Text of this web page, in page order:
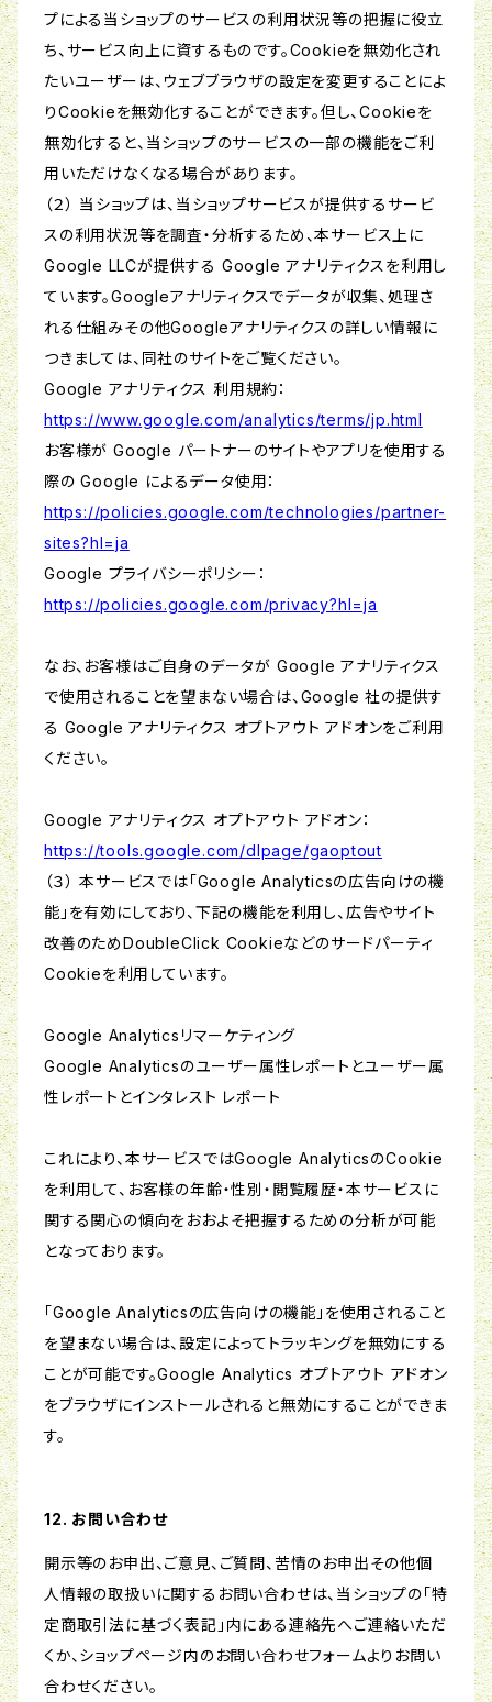
プによる当ショップのサービスの利用状況等の把握に役立
ち、サービス向上に資するものです。Cookieを無効化され
たいユーザーは、ウェブブラウザの設定を変更することによ
りCookieを無効化することができます。但し、Cookieを
無効化すると、当ショップのサービスの一部の機能をご利
用いただけなくなる場合があります。
（２） 当ショップは、当ショップサービスが提供するサービ
スの利用状況等を調査・分析するため、本サービス上に
Google LLCが提供する Google アナリティクスを利用し
ています。Googleアナリティクスでデータが収集、処理さ
れる仕組みその他Googleアナリティクスの詳しい情報に
つきましては、同社のサイトをご覧ください。
Google アナリティクス 利用規約：
https://www.google.com/analytics/terms/jp.html
お客様が Google パートナーのサイトやアプリを使用する
際の Google によるデータ使用：
https://policies.google.com/technologies/partner-
sites?hl=ja
Google プライバシーポリシー：
https://policies.google.com/privacy?hl=ja
なお、お客様はご自身のデータが Google アナリティクス
で使用されることを望まない場合は、Google 社の提供す
る Google アナリティクス オプトアウト アドオンをご利用
ください。
Google アナリティクス オプトアウト アドオン：
https://tools.google.com/dlpage/gaoptout
（３） 本サービスでは「Google Analyticsの広告向けの機
能」を有効にしており、下記の機能を利用し、広告やサイト
改善のためDoubleClick Cookieなどのサードパーティ
Cookieを利用しています。
Google Analyticsリマーケティング
Google Analyticsのユーザー属性レポートとユーザー属
性レポートとインタレスト レポート
これにより、本サービスではGoogle AnalyticsのCookie
を利用して、お客様の年齢・性別・閲覧履歴・本サービスに
関する関心の傾向をおおよそ把握するための分析が可能
となっております。
「Google Analyticsの広告向けの機能」を使用されること
を望まない場合は、設定によってトラッキングを無効にする
ことが可能です。Google Analytics オプトアウト アドオン
をブラウザにインストールされると無効にすることができま
す。
12. お問い合わせ
開示等のお申出、ご意見、ご質問、苦情のお申出その他個
人情報の取扱いに関するお問い合わせは、当ショップの「特
定商取引法に基づく表記」内にある連絡先へご連絡いただ
くか、ショップページ内のお問い合わせフォームよりお問い
合わせください。